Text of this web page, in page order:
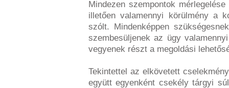
Mindezen szempontok
illetően valamennyi körülmény a
szólt. Mindenképpen
szembesüljenek az ügy
vegyenek részt a megoldási
Tekintettel az elkövetett
együtt egyenként csekély tárgyi